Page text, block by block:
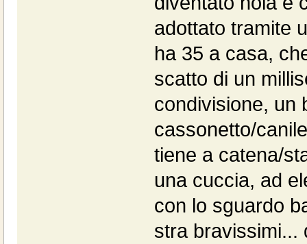
adottato tramite
ha 35 a casa,
scatto di un
condivisione, un
cassonetto/
tiene a catena/
una cuccia, ad
con lo sguardo
stra bravissimi...